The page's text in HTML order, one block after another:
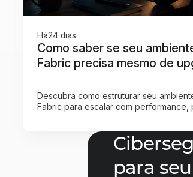
Há24 dias
Como saber se seu
Fabric precisa mesmo de
Descubra como estruturar seu
Fabric para escalar com performance,
para